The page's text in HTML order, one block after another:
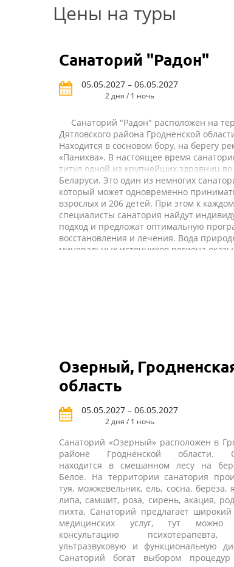
Цены на туры
Санаторий "Радон"
05.05.2027 – 06.05.2027
2 дня / 1 ночь
Санаторий "Радон" расположен на
Дятловского района Гродненской
Находится в сосновом бору, на берегу
«Паниква». В настоящее время
титул одной из крупнейших здравниц во
Беларуси. Это один из немногих
который может одновременно
взрослых и 206 детей. При этом к
специалисты санатория найдут
подход и предложат оптимальную
восстановления и лечения. Вода
минеральных источников региона
Озерный,
область
05.05.2027 – 06.05.2027
2 дня / 1 ночь
Санаторий «Озерный» расположен в
районе Гродненской области.
находится в смешанном лесу на
Белое. На территории санатория
туя, можжевельник, ель, сосна, берёза,
липа, самшит, роза, сирень, акация,
пихта. Санаторий предлагает
медицинских услуг, тут можно
консультацию
ультразвуковую и функциональную
Санаторий богат выбором